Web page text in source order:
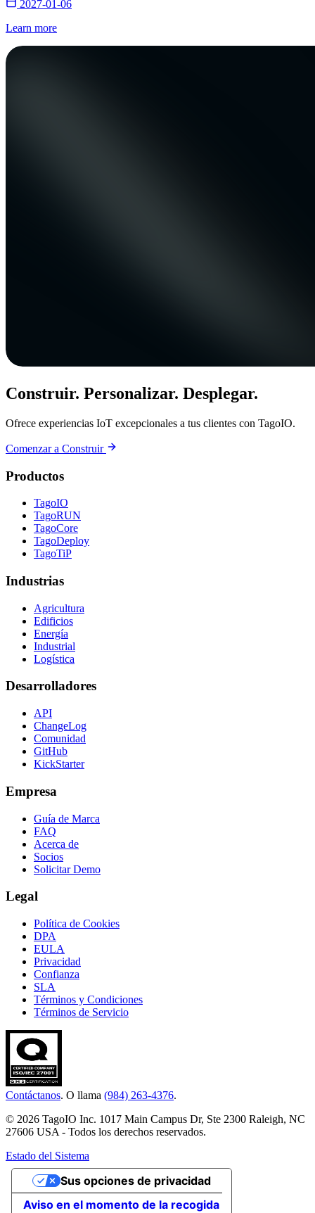
2027-01-06
Learn more
Construir. Personalizar. Desplegar.
Ofrece experiencias IoT excepcionales a tus clientes con TagoIO.
Comenzar a Construir
Productos
TagoIO
TagoRUN
TagoCore
TagoDeploy
TagoTiP
Industrias
Agricultura
Edificios
Energía
Industrial
Logística
Desarrolladores
API
ChangeLog
Comunidad
GitHub
KickStarter
Empresa
Guía de Marca
FAQ
Acerca de
Socios
Solicitar Demo
Legal
Política de Cookies
DPA
EULA
Privacidad
Confianza
SLA
Términos y Condiciones
Términos de Servicio
Contáctanos. O llama (984) 263-4376.
© 2026 TagoIO Inc. 1017 Main Campus Dr, Ste 2300 Raleigh, NC
27606 USA - Todos los derechos reservados.
Estado del Sistema
Aviso en el momento de la recogida
Sus opciones de privacidad